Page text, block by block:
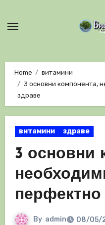
Home
витамини
3 основни компонента,
здраве
витамини здраве
3 основни
перфектно
By admin
08/05/